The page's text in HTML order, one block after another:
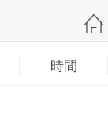
時間